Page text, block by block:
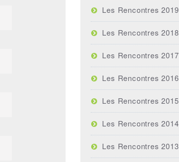
Les Rencontres 2019
Les Rencontres 2018
Les Rencontres 2017
Les Rencontres 2016
Les Rencontres 2015
Les Rencontres 2014
Les Rencontres 2013